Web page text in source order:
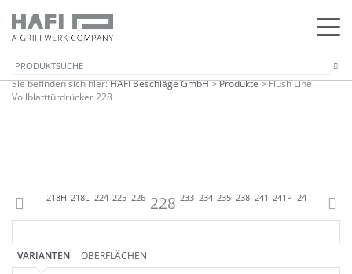
Sie befinden sich hier:HAFI Beschläge GmbH>Produkte>Flush Line
Vollblatttürdrücker 228
216 218H 218L 224 225 226 228 233 234 235 238 241 241P 243 244
VARIANTEN OBERFLÄCHEN